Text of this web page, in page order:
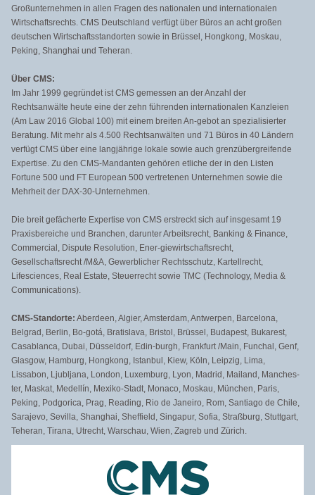
Großunternehmen in allen Fragen des nationalen und internationalen
Wirtschaftsrechts. CMS Deutschland verfügt über Büros an acht großen
deutschen Wirtschaftsstandorten sowie in Brüssel, Hongkong, Moskau,
Peking, Shanghai und Teheran.
Über CMS:
Im Jahr 1999 gegründet ist CMS gemessen an der Anzahl der
Rechtsanwälte heute eine der zehn führenden internationalen Kanzleien
(Am Law 2016 Global 100) mit einem breiten An-gebot an spezialisierter
Beratung. Mit mehr als 4.500 Rechtsanwälten und 71 Büros in 40 Ländern
verfügt CMS über eine langjährige lokale sowie auch grenzübergreifende
Expertise. Zu den CMS-Mandanten gehören etliche der in den Listen
Fortune 500 und FT European 500 vertretenen Unternehmen sowie die
Mehrheit der DAX-30-Unternehmen.
Die breit gefächerte Expertise von CMS erstreckt sich auf insgesamt 19
Praxisbereiche und Branchen, darunter Arbeitsrecht, Banking & Finance,
Commercial, Dispute Resolution, Ener-giewirtschaftsrecht,
Gesellschaftsrecht /M&A, Gewerblicher Rechtsschutz, Kartellrecht,
Lifesciences, Real Estate, Steuerrecht sowie TMC (Technology, Media &
Communications).
CMS-Standorte: Aberdeen, Algier, Amsterdam, Antwerpen, Barcelona,
Belgrad, Berlin, Bo-gotá, Bratislava, Bristol, Brüssel, Budapest, Bukarest,
Casablanca, Dubai, Düsseldorf, Edin-burgh, Frankfurt /Main, Funchal, Genf,
Glasgow, Hamburg, Hongkong, Istanbul, Kiew, Köln, Leipzig, Lima,
Lissabon, Ljubljana, London, Luxemburg, Lyon, Madrid, Mailand, Manches-
ter, Maskat, Medellín, Mexiko-Stadt, Monaco, Moskau, München, Paris,
Peking, Podgorica, Prag, Reading, Rio de Janeiro, Rom, Santiago de Chile,
Sarajevo, Sevilla, Shanghai, Sheffield, Singapur, Sofia, Straßburg, Stuttgart,
Teheran, Tirana, Utrecht, Warschau, Wien, Zagreb und Zürich.